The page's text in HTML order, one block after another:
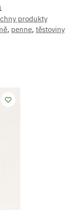
produkty
, penne, těstoviny